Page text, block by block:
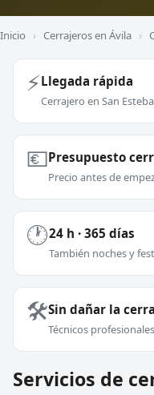
Inicio › Cerrajeros en Ávila ›
⚡Llegada rápida
Cerrajero en San
💶Presupuesto
Precio antes de
🕐24 h · 365 días
También noches y
🛠️Sin dañar la
Técnicos profesionales
Servicios de